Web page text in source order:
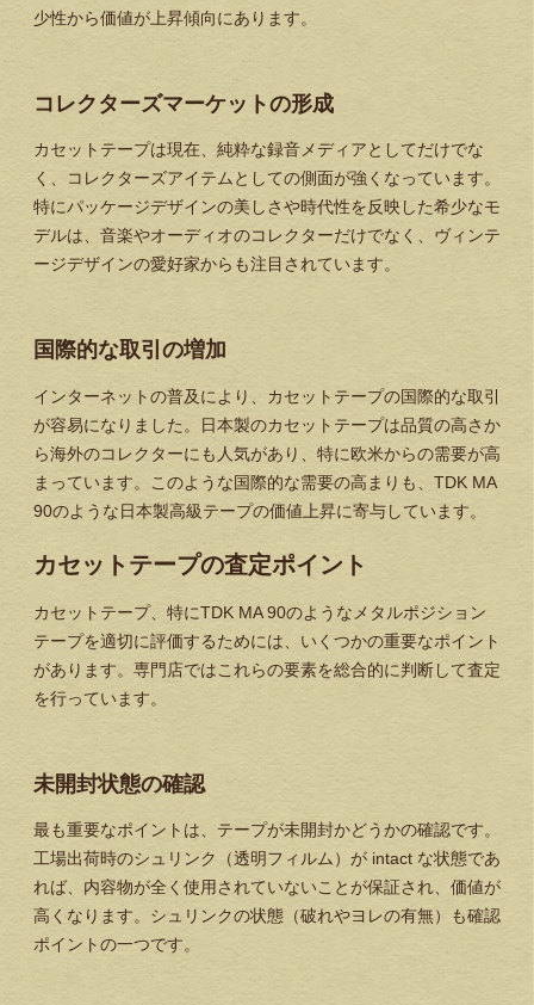
少性から価値が上昇傾向にあります。
コレクターズマーケットの形成
カセットテープは現在、純粋な録音メディアとしてだけでな
く、コレクターズアイテムとしての側面が強くなっています。
特にパッケージデザインの美しさや時代性を反映した希少なモ
デルは、音楽やオーディオのコレクターだけでなく、ヴィンテ
ージデザインの愛好家からも注目されています。
国際的な取引の増加
インターネットの普及により、カセットテープの国際的な取引
が容易になりました。日本製のカセットテープは品質の高さか
ら海外のコレクターにも人気があり、特に欧米からの需要が高
まっています。このような国際的な需要の高まりも、TDK MA
90のような日本製高級テープの価値上昇に寄与しています。
カセットテープの査定ポイント
カセットテープ、特にTDK MA 90のようなメタルポジション
テープを適切に評価するためには、いくつかの重要なポイント
があります。専門店ではこれらの要素を総合的に判断して査定
を行っています。
未開封状態の確認
最も重要なポイントは、テープが未開封かどうかの確認です。
工場出荷時のシュリンク（透明フィルム）が intact な状態であ
れば、内容物が全く使用されていないことが保証され、価値が
高くなります。シュリンクの状態（破れやヨレの有無）も確認
ポイントの一つです。